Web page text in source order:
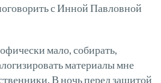
с Инной Павловной
мало, собирать,
материалы мне
В ночь перед защитой